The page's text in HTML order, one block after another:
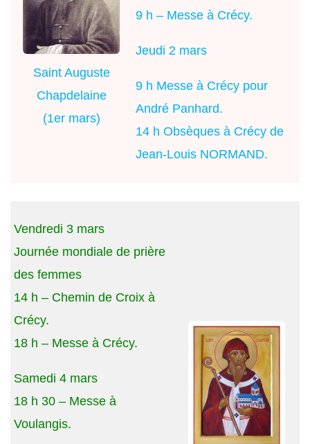
Saint Auguste
Chapdelaine
(1er mars)
9 h – Messe à Crécy.
Jeudi 2 mars
9 h Messe à Crécy pour
André Panhard.
14 h Obsèques à Crécy de
Jean-Louis NORMAND.
Vendredi 3 mars
Journée mondiale de prière
des femmes
14 h – Chemin de Croix à
Crécy.
18 h – Messe à Crécy.
Samedi 4 mars
18 h 30 – Messe à
Voulangis.